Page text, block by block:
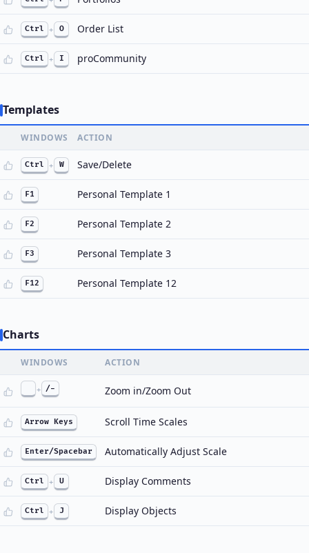
Ctrl + O Order List
Ctrl + I proCommunity
Templates
WINDOWS ACTION
Ctrl + W Save/Delete
F1 Personal Template 1
F2 Personal Template 2
F3 Personal Template 3
F12 Personal Template 12
Charts
WINDOWS ACTION
+ /- Zoom in/Zoom Out
Arrow Keys Scroll Time Scales
Enter/Spacebar Automatically Adjust Scale
Ctrl + U Display Comments
Ctrl + J Display Objects